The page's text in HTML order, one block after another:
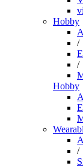
Hobby
/
/
Hobby
/